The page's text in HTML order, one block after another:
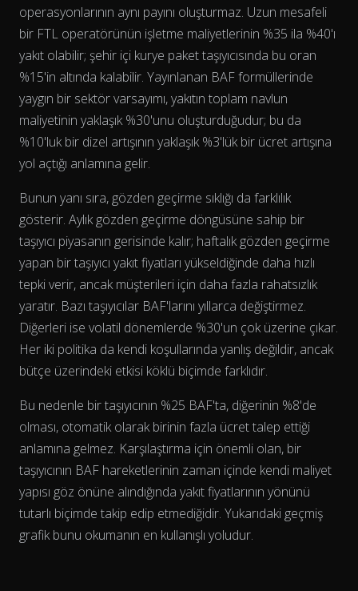
The chart has 2 Y axes displaying % and EUR/L.
operasyonlarının aynı payını oluşturmaz. Uzun mesafeli
bir FTL operatörünün işletme maliyetlerinin %35 ila %40'ı
yakıt olabilir; şehir içi kurye paket taşıyıcısında bu oran
%15'in altında kalabilir. Yayınlanan BAF formüllerinde
yaygın bir sektör varsayımı, yakıtın toplam navlun
maliyetinin yaklaşık %30'unu oluşturduğudur; bu da
%10'luk bir dizel artışının yaklaşık %3'lük bir ücret artışına
yol açtığı anlamına gelir.
Bunun yanı sıra, gözden geçirme sıklığı da farklılık
gösterir. Aylık gözden geçirme döngüsüne sahip bir
taşıyıcı piyasanın gerisinde kalır; haftalık gözden geçirme
yapan bir taşıyıcı yakıt fiyatları yükseldiğinde daha hızlı
tepki verir, ancak müşterileri için daha fazla rahatsızlık
yaratır. Bazı taşıyıcılar BAF'larını yıllarca değiştirmez.
Diğerleri ise volatil dönemlerde %30'un çok üzerine çıkar.
Her iki politika da kendi koşullarında yanlış değildir, ancak
bütçe üzerindeki etkisi köklü biçimde farklıdır.
Bu nedenle bir taşıyıcının %25 BAF'ta, diğerinin %8'de
olması, otomatik olarak birinin fazla ücret talep ettiği
anlamına gelmez. Karşılaştırma için önemli olan, bir
taşıyıcının BAF hareketlerinin zaman içinde kendi maliyet
yapısı göz önüne alındığında yakıt fiyatlarının yönünü
tutarlı biçimde takip edip etmediğidir. Yukarıdaki geçmiş
grafik bunu okumanın en kullanışlı yoludur.